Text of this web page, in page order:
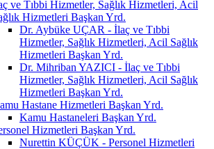
ve Tıbbi Hizmetler, Sağlık Hizmetleri, Acil
Hizmetleri Başkan Yrd.
Dr. Aybüke UÇAR - İlaç ve Tıbbi
Hizmetler, Sağlık Hizmetleri, Acil Sağlık
Hizmetleri Başkan Yrd.
Dr. Mihriban YAZICI - İlaç ve Tıbbi
Hizmetler, Sağlık Hizmetleri, Acil Sağlık
Hizmetleri Başkan Yrd.
Hastane Hizmetleri Başkan Yrd.
Kamu Hastaneleri Başkan Yrd.
Hizmetleri Başkan Yrd.
Nurettin KÜÇÜK - Personel Hizmetleri